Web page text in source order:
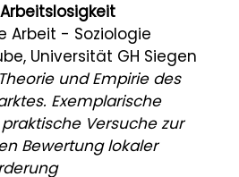
Arbeit - Soziologie
Universität GH Siegen
und Empirie des
Exemplarische
Versuche zur
Bewertung lokaler